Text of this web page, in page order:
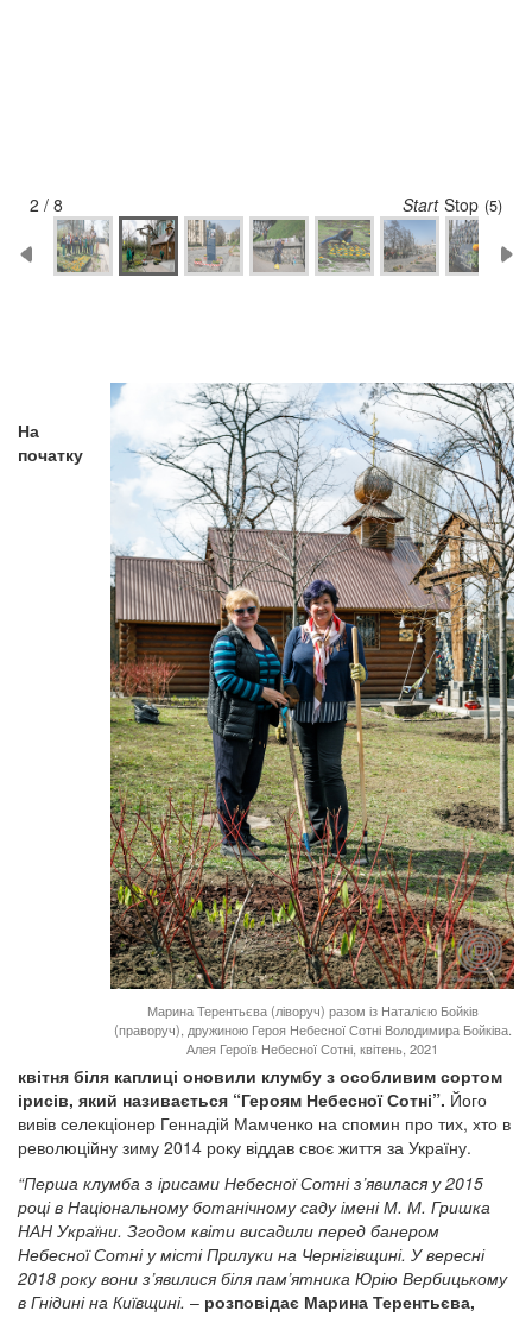
2 / 8 Start Stop (5)
Марина Терентьєва (ліворуч) разом із Наталією Бойків
(праворуч), дружиною Героя Небесної Сотні Володимира Бойківа.
Алея Героїв Небесної Сотні, квітень, 2021
На
початку
квітня біля каплиці оновили клумбу з особливим сортом
ірисів, який називається “Героям Небесної Сотні”. Його
вивів селекціонер Геннадій Мамченко на спомин про тих, хто в
революційну зиму 2014 року віддав своє життя за Україну.
“Перша клумба з ірисами Небесної Сотні з’явилася у 2015
році в Національному ботанічному саду імені М. М. Гришка
НАН України. Згодом квіти висадили перед банером
Небесної Сотні у місті Прилуки на Чернігівщині. У вересні
2018 року вони з’явилися біля пам’ятника Юрію Вербицькому
в Гнідині на Київщині. – розповідає Марина Терентьєва,